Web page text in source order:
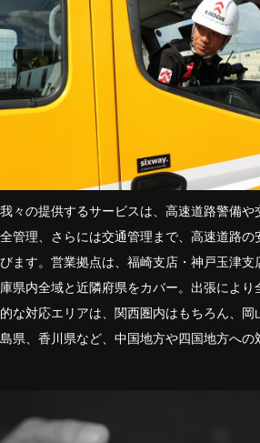
我々の提供するサービスは、高速道路警備
全管理、さらには交通管理まで、高速道路の
びます。営業拠点は、福崎支店・神戸玉津
庫県内全域と近隣府県をカバー。出張によ
的な対応エリアは、関西圏内はもちろん、
島県、香川県など、中国地方や四国地方への